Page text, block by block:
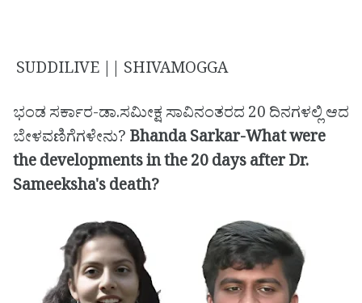
SUDDILIVE || SHIVAMOGGA
ಭಂಡ ಸರ್ಕಾರ-ಡಾ.ಸಮೀಕ್ಷ ಸಾವಿನಂತರದ 20 ದಿನಗಳಲ್ಲಿ ಆದ
ಬೇಳವಣಿಗೆಗಳೇನು? Bhanda Sarkar-What were
the developments in the 20 days after Dr.
Sameeksha's death?